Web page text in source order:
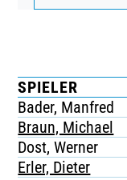
BUSINESS
TICKETING
SPIELER
Bader, Manfred
Braun, Michael
Dost, Werner
Erler, Dieter